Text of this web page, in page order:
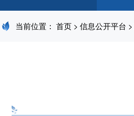
当前位置： 首页 > 信息公开平台 >